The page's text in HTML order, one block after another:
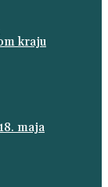
kraju
maja